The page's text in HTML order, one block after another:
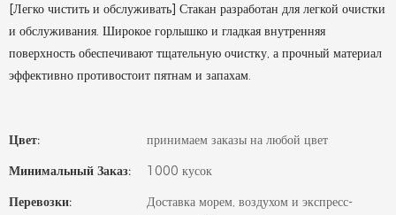
[Легко чистить и обслуживать] Стакан разработан для легкой очистки
и обслуживания. Широкое горлышко и гладкая внутренняя
поверхность обеспечивают тщательную очистку, а прочный материал
эффективно противостоит пятнам и запахам.
Цвет:
принимаем заказы на любой цвет
Минимальный Заказ:
1000 кусок
Перевозки:
Доставка морем, воздухом и экспресс-